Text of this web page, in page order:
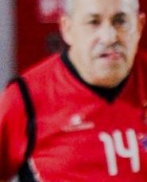
PROJETOS